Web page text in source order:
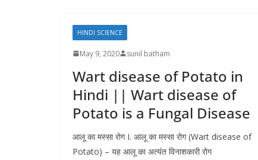
HINDI SCIENCE
May 9, 2020 sunil batham
Wart disease of Potato in
Hindi || Wart disease of
Potato is a Fungal Disease
आलू का मस्सा रोग I. आलू का मस्सा रोग (Wart disease of
Potato) – यह आलू का अत्यंत विनाशकारी रोग